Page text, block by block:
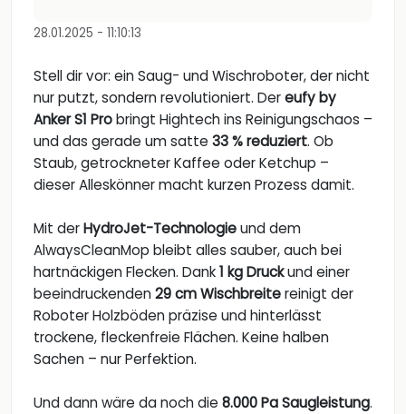
28.01.2025 - 11:10:13
Stell dir vor: ein Saug- und Wischroboter, der nicht
nur putzt, sondern revolutioniert. Dereufy by
Anker S1 Probringt Hightech ins Reinigungschaos –
und das gerade um satte 33 % reduziert. Ob
Staub, getrockneter Kaffee oder Ketchup –
dieser Alleskönner macht kurzen Prozess damit.
Mit derHydroJet-Technologieund dem
AlwaysCleanMop bleibt alles sauber, auch bei
hartnäckigen Flecken. Dank1 kg Druckund einer
beeindruckenden29 cm Wischbreitereinigt der
Roboter Holzböden präzise und hinterlässt
trockene, fleckenfreie Flächen. Keine halben
Sachen – nur Perfektion.
Und dann wäre da noch die 8.000 Pa Saugleistung.